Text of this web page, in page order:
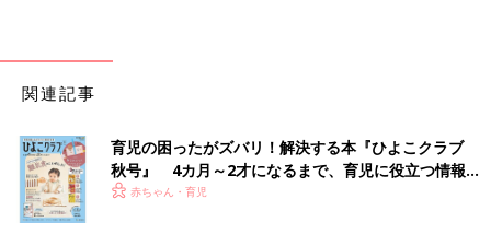
関連記事
育児の困ったがズバリ！解決する本『ひよこクラブ
秋号』 4カ月～2才になるまで、育児に役立つ情報が
いっぱい！
赤ちゃん・育児